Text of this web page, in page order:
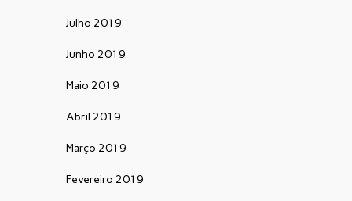
Julho 2019
Junho 2019
Maio 2019
Abril 2019
Março 2019
Fevereiro 2019